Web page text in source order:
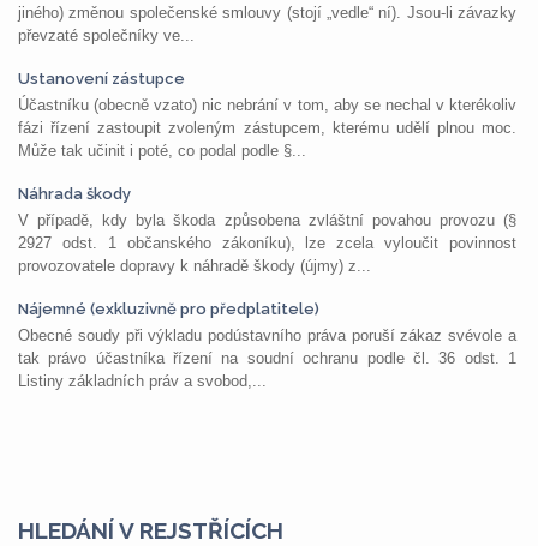
jiného) změnou společenské smlouvy (stojí „vedle“ ní). Jsou-li závazky
převzaté společníky ve...
Ustanovení zástupce
Účastníku (obecně vzato) nic nebrání v tom, aby se nechal v kterékoliv
fázi řízení zastoupit zvoleným zástupcem, kterému udělí plnou moc.
Může tak učinit i poté, co podal podle §...
Náhrada škody
V případě, kdy byla škoda způsobena zvláštní povahou provozu (§
2927 odst. 1 občanského zákoníku), lze zcela vyloučit povinnost
provozovatele dopravy k náhradě škody (újmy) z...
Nájemné (exkluzivně pro předplatitele)
Obecné soudy při výkladu podústavního práva poruší zákaz svévole a
tak právo účastníka řízení na soudní ochranu podle čl. 36 odst. 1
Listiny základních práv a svobod,...
HLEDÁNÍ V REJSTŘÍCÍCH